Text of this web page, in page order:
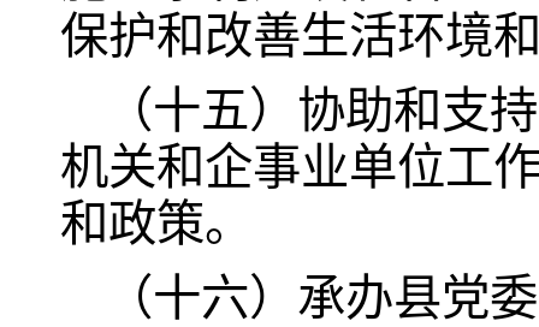
保护和改善生活环境
（十五）协助和支
机关和企事业单位工
和政策。
（十六）承办县党